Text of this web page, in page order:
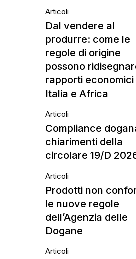
Articoli
Dal vendere al
produrre: come le
regole di origine
possono
rapporti
Italia e Africa
Articoli
Compliance
chiarimenti della
circolare 19/D
Articoli
Prodotti non
le nuove regole
dell’Agenzia delle
Dogane
Articoli